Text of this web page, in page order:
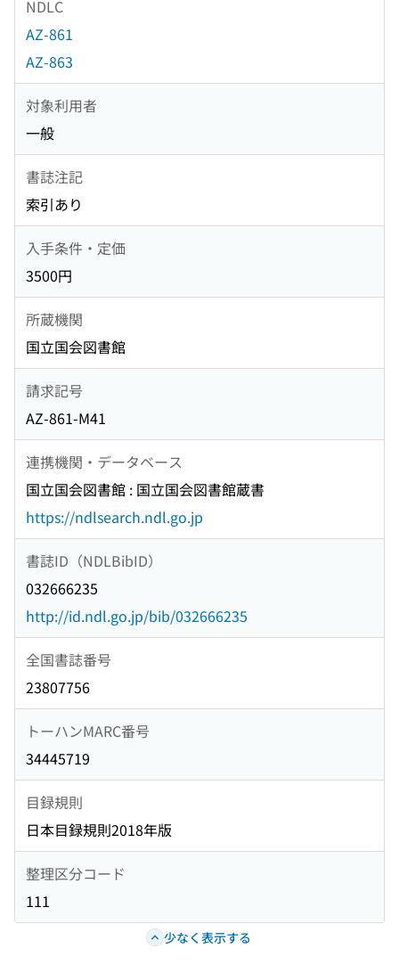
NDLC
AZ-861
AZ-863
対象利用者
一般
書誌注記
索引あり
入手条件・定価
3500円
所蔵機関
国立国会図書館
請求記号
AZ-861-M41
連携機関・データベース
国立国会図書館 : 国立国会図書館蔵書
https://ndlsearch.ndl.go.jp
書誌ID（NDLBibID）
032666235
http://id.ndl.go.jp/bib/032666235
全国書誌番号
23807756
トーハンMARC番号
34445719
目録規則
日本目録規則2018年版
整理区分コード
111
少なく表示する